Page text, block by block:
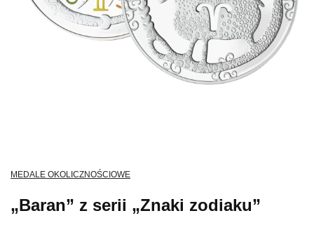
MEDALE OKOLICZNOŚCIOWE
„Baran” z serii „Znaki zodiaku”